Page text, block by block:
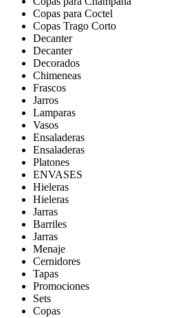
Copas para Coctel
Copas Trago Corto
Decanter
Decanter
Decorados
Chimeneas
Frascos
Jarros
Lamparas
Vasos
Ensaladeras
Ensaladeras
Platones
ENVASES
Hieleras
Hieleras
Jarras
Barriles
Jarras
Menaje
Cernidores
Tapas
Promociones
Sets
Copas